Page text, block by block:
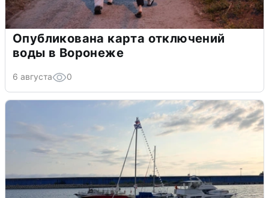
Опубликована карта отключений
воды в Воронеже
6 августа 0